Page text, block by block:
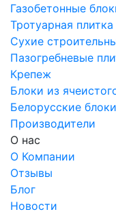
Газобетонные
Тротуарная
Сухие
Пазогребневые
Крепеж
Блоки из
Белорусские блоки
Производители
О нас
О Компании
Отзывы
Блог
Новости